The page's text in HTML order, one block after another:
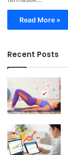
Read More »
Recent Posts